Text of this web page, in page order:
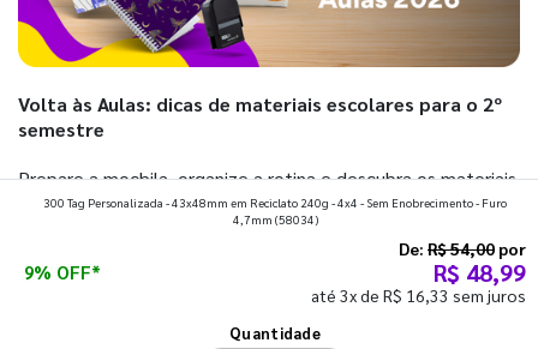
Volta às Aulas: dicas de materiais escolares para o 2º
semestre
Prepare a mochila, organize a rotina e descubra os materiais
que fazem toda diferença para começar o segundo
300 Tag Personalizada - 43x48mm em Reciclato 240g - 4x4 - Sem Enobrecimento - Furo
4,7mm (58034)
9% OFF*
De: R$ 54,00 por
R$ 48,99
até 3x de R$ 16,33 sem juros
Quantidade